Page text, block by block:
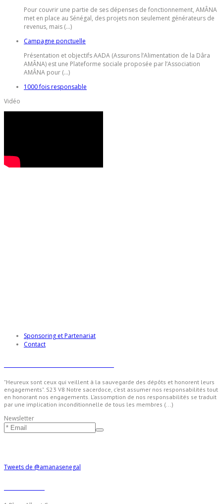
Pour couvrir une partie de ses dépenses de fonctionnement, AMÂNA
met en place au Sénégal, des projets non seulement générateurs de
revenus, mais (...)
Campagne ponctuelle
Présentation et objectifs AADA (Assurons l’Alimentation de la Dâra
AMÂNA) est une Plateforme sociale proposée par l’Association
AMÂNA pour (...)
1000 fois responsable
Vidéo
Sponsoring et Partenariat
Contact
"Heureux sont ceux qui veillent à la sauvegarde des dépôts et honorent leurs
engagements". S23 V8 Notre sacerdoce, c’est assumer nos responsabilités tout
en honorant nos engagements. L’assomption de nos responsabilités se traduit
par une implication inconditionnelle de tous les membres (...)
Newsletter
Tweets de @amanasenegal